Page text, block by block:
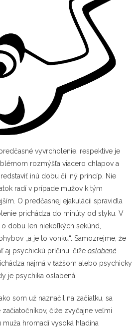
vyvrcholenie, respektíve je
rozmýšľa viacero chlapov a
inú dobu či iný princíp. Nie
radí v prípade mužov k tým
O predčasnej ejakulácii spravidla
prichádza do minúty od styku. V
dobu len niekoľkých sekúnd,
„a je to vonku“. Samozrejme, že
aj psychickú príčinu, čiže oslabené
najmä v ťažšom alebo psychicky
je psychika oslabená.
som už naznačil na začiatku, sa
čiže zvyčajne veľmi
hromadí vysoká hladina